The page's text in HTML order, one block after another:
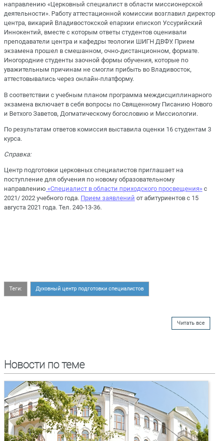
направлению «Церковный специалист в области миссионерской
деятельности». Работу аттестационной комиссии возглавил директор
центра, викарий Владивостокской епархии епископ Уссурийский
Иннокентий, вместе с которым ответы студентов оценивали
преподаватели центра и кафедры теологии ШИГН ДВФУ. Прием
экзамена прошел в смешанном, очно-дистанционном, формате.
Иногородние студенты заочной формы обучения, которые по
уважительным причинам не смогли прибыть во Владивосток,
аттестовывались через онлайн-платформу.
В соответствии с учебным планом программа междисциплинарного
экзамена включает в себя вопросы по Священному Писанию Нового
и Ветхого Заветов, Догматическому богословию и Миссиологии.
По результатам ответов комиссия выставила оценки 16 студентам 3
курса.
Справка:
Центр подготовки церковных специалистов приглашает на
поступление для обучения по новому образовательному
направлению «Специалист в области приходского просвещения» с
2021/ 2022 учебного года. Прием заявлений от абитуриентов с 15
августа 2021 года. Тел. 240-13-36.
Теги: Духовный центр подготовки специалистов
Читать все
Новости по теме